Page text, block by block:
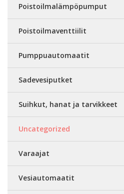
Poistoilmalämpöpumput
Poistoilmaventtiilit
Pumppuautomaatit
Sadevesiputket
Suihkut, hanat ja tarvikkeet
Uncategorized
Varaajat
Vesiautomaatit